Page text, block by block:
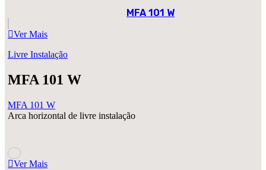
MFA 101 W
Ver Mais
Livre Instalação
MFA 101 W
MFA 101 W
Arca horizontal de livre instalação
Ver Mais